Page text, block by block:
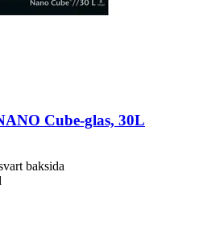
Cube-​glas, 30L
baksida